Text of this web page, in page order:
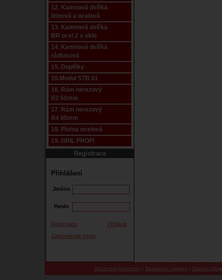
12. Kamnová dvířka
litinová a ocelová
13. Kamnová dvířka
BR ocel 2 x sklo
14. Kamnová dvířka
rádiusová
15. Doplňky
10.Modul STB 01
16. Rám nerezový
R2 60mm
17. Rám nerezový
R4 80mm
18. Plotna ocelová
19. GRIL PROFI
Registrace
Přihlášení
Jméno
Heslo
Registrace
Přihlásit
Zapomenuté heslo
Obchodní podmínky| Nastavení cookies | Osobní